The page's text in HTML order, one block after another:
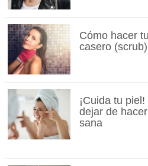
Cómo hacer
casero
¡Cuida tu
dejar de
sana